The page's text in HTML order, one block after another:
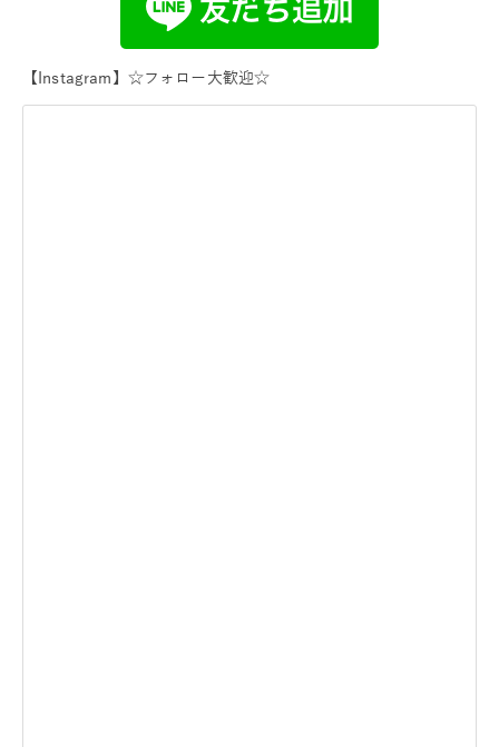
【Instagram】☆フォロー大歓迎☆